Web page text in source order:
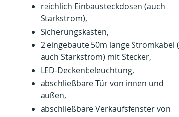
reichlich Einbausteckdosen (auch
Starkstrom),
Sicherungskasten,
2 eingebaute 50m lange Stromkabel (
auch Starkstrom) mit Stecker,
LED-Deckenbeleuchtung,
abschließbare Tür von innen und
außen,
abschließbare Verkaufsfenster von